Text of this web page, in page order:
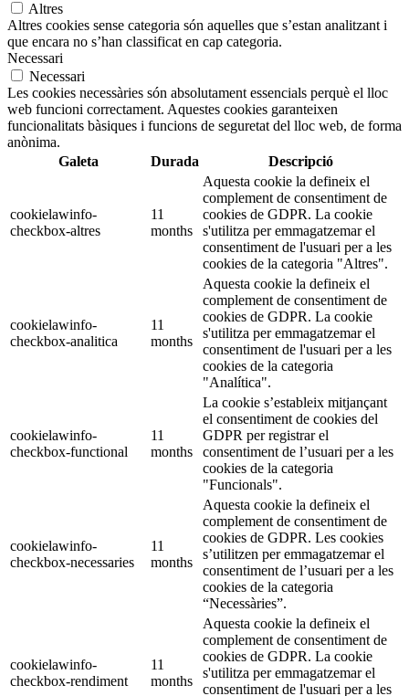
Altres
Altres cookies sense categoria són aquelles que s’estan analitzant i
que encara no s’han classificat en cap categoria.
Necessari
Necessari
Les cookies necessàries són absolutament essencials perquè el lloc
web funcioni correctament. Aquestes cookies garanteixen
funcionalitats bàsiques i funcions de seguretat del lloc web, de forma
anònima.
Galeta
Durada Descripció
cookielawinfo-
checkbox-altres
11
months
Aquesta cookie la defineix el
complement de consentiment de
cookies de GDPR. La cookie
s'utilitza per emmagatzemar el
consentiment de l'usuari per a les
cookies de la categoria "Altres".
cookielawinfo-
checkbox-analitica
11
months
Aquesta cookie la defineix el
complement de consentiment de
cookies de GDPR. La cookie
s'utilitza per emmagatzemar el
consentiment de l'usuari per a les
cookies de la categoria
"Analítica".
cookielawinfo-
checkbox-functional
11
months
La cookie s’estableix mitjançant
el consentiment de cookies del
GDPR per registrar el
consentiment de l’usuari per a les
cookies de la categoria
"Funcionals".
cookielawinfo-
checkbox-necessaries
11
months
Aquesta cookie la defineix el
complement de consentiment de
cookies de GDPR. Les cookies
s’utilitzen per emmagatzemar el
consentiment de l’usuari per a les
cookies de la categoria
“Necessàries”.
cookielawinfo-
checkbox-rendiment
11
months
Aquesta cookie la defineix el
complement de consentiment de
cookies de GDPR. La cookie
s'utilitza per emmagatzemar el
consentiment de l'usuari per a les